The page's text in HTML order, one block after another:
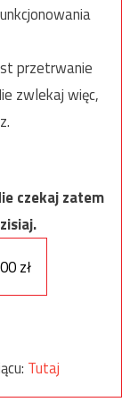
przetrwanie
zwlekaj więc,
czekaj zatem
zł
Tutaj